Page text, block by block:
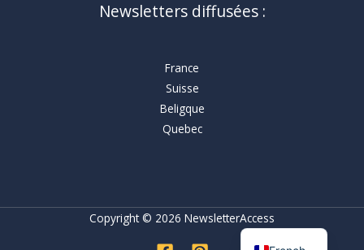
Newsletters diffusées :
France
Suisse
Beligque
Quebec
Copyright © 2026 NewsletterAccess